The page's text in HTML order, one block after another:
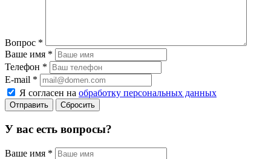
Вопрос *
Ваше имя *
Телефон *
E-mail *
Я согласен на обработку персональных данных
Сбросить
У вас есть вопросы?
Ваше имя *